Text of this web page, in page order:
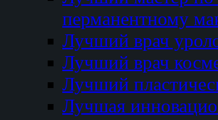
перманентному
Лучший врач
Лучший врач
Лучший
Лучшая